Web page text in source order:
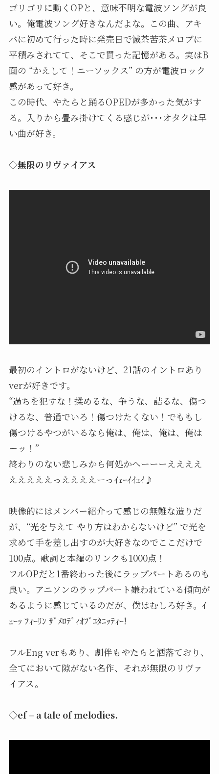
ゴリゴリに動くOPと、意味不明な電波ソングが良
い。俺電波ソング好きなんだよな。この曲、アキ
バに初めて行った時に発売日で滅茶苦茶メロブに
平積みされてて、そこで買った記憶がある。実はB
面の “かえして！ニーソックス” の方が電波ロック
感があって好き。
この時代、やたらと踊るOPEDが多かった気がす
る。入りから畳み掛けてくる感じが･･･オタクは早
い曲が好き。
◇無限のリヴァイアス
最初のイントロがないけど、21話のイントロあり
verが好きです。
“過ちを犯すな！揉めるな、争うな、詰るな、傷つ
けるな、普通でいろ！傷つけたくない！でももし
傷つけるやつがいるなら俺は、俺は、俺は、俺は
ーッ！”
終わりのない悲しみから何処かへーーーええええ
えええええっええええーっｲｪｰｲｲｪｲ♪
映像的にはメンバー紹介って感じの無難な造りだ
が、“光を与えて やり方はわからないけど” で光を
求めて手を差し出すのが大好きなのでここだけで
100点。歌詞と本編のリンクも1000点！
フルOPだと1番終わった後にラップパートあるのも
良い。アニソンのラップパート嫌われている傾向が
あるように感じているのだが、僕はむしろ好き。ｲ
ｪｰｯ ﾌｨｰﾘﾝ ｻﾞﾒﾛﾃﾞｨｵﾌﾞｴﾀﾆｯﾃｨｰ!
フルEng verもあり、劇伴もやたらと洒落ており、
全てにおいて隙がない名作、それが無限のリヴァ
イアス。
◇ef – a tale of melodies.